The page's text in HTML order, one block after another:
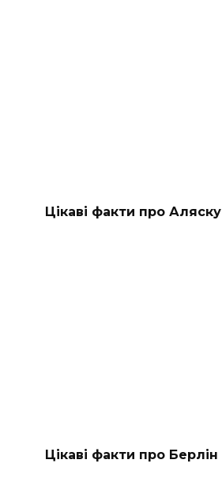
Цікаві факти про Аляску
Цікаві факти про Берлін